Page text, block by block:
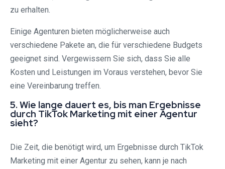
zu erhalten.
Einige Agenturen bieten möglicherweise auch
verschiedene Pakete an, die für verschiedene Budgets
geeignet sind. Vergewissern Sie sich, dass Sie alle
Kosten und Leistungen im Voraus verstehen, bevor Sie
eine Vereinbarung treffen.
5. Wie lange dauert es, bis man Ergebnisse
durch TikTok Marketing mit einer Agentur
sieht?
Die Zeit, die benötigt wird, um Ergebnisse durch TikTok
Marketing mit einer Agentur zu sehen, kann je nach